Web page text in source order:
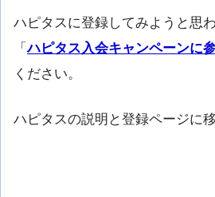
ハピタスに登録してみようと思
「ハピタス入会キャンペーンに
ください。
ハピタスの説明と登録ページに移